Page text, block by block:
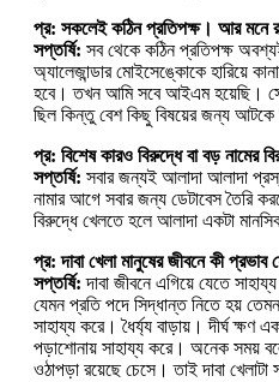
প্র: সকলেই কঠিন প্রতিপক্ষ। আর মনে
সপ্তর্ষি: সব থেকে কঠিন প্রতিপক্ষ
অ্যালেজান্ডার মোইসেঙ্কোকে হারিয়ে
হবে। তখন আমি সবে আইএম হয়েছি। সে
ছিল কিন্তু বেশ কিছু বিষয়ের জন্য আটকে
প্র: বিশেষ কারও বিরুদ্ধে বা বড় নামের
সপ্তর্ষি: সবার জন্যই আলাদা আলাদা
নামার আগে সবার জন্য ডেটাবেস তৈরি
বিরুদ্ধে খেলতে হলে আলাদা একটা
প্র: দাবা খেলা মানুষের জীবনে কী
সপ্তর্ষি:দাবা জীবনে এগিয়ে যেতে
যেমন প্রতি পদে সিদ্ধান্ত নিতে হয়
সাহায্য করে। ধৈর্য্য বাড়ায়। দীর্ঘ ক্ষণ
পড়াশোনায় সাহায্য করে। অনেক সময়
ওঠাপড়া রয়েছে চেসে। তাই দাবা